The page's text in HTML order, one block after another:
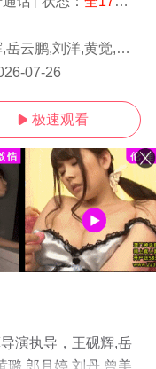
君,甘昀宸,刘畅,黄璐,郎月婷,刘丹,曾美慧孜,尚铁龙,艾丽娅,翟小兴,金泽灏
07-26
 极速观看
演执导，王砚辉,岳
璐,郎月婷,刘丹,曾美